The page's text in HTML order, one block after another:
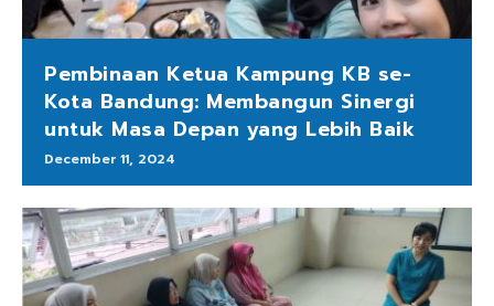
Pembinaan Ketua Kampung KB se-
Kota Bandung: Membangun Sinergi
untuk Masa Depan yang Lebih Baik
December 11, 2024